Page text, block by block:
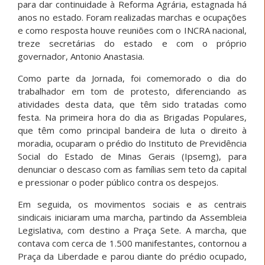
para dar continuidade à Reforma Agrária, estagnada há
anos no estado. Foram realizadas marchas e ocupações
e como resposta houve reuniões com o INCRA nacional,
treze secretárias do estado e com o próprio
governador, Antonio Anastasia.
Como parte da Jornada, foi comemorado o dia do
trabalhador em tom de protesto, diferenciando as
atividades desta data, que têm sido tratadas como
festa. Na primeira hora do dia as Brigadas Populares,
que têm como principal bandeira de luta o direito à
moradia, ocuparam o prédio do Instituto de Previdência
Social do Estado de Minas Gerais (Ipsemg), para
denunciar o descaso com as famílias sem teto da capital
e pressionar o poder público contra os despejos.
Em seguida, os movimentos sociais e as centrais
sindicais iniciaram uma marcha, partindo da Assembleia
Legislativa, com destino a Praça Sete. A marcha, que
contava com cerca de 1.500 manifestantes, contornou a
Praça da Liberdade e parou diante do prédio ocupado,